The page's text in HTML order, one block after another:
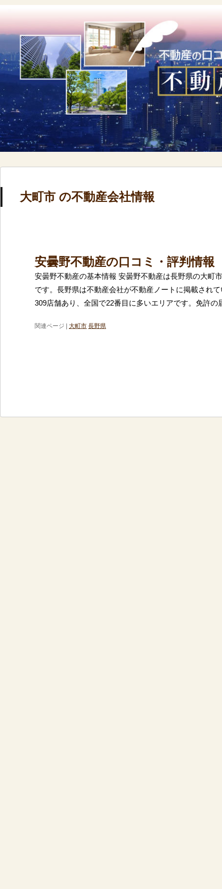
大町市 の不動産会社情報
安曇野不動産の口コミ・評判情報
安曇野不動産の基本情報 安曇野不動産は長野県の大町
です。長野県は不動産会社が不動産ノートに掲載され
309店舗あり、全国で22番目に多いエリアです。免許の
関連ページ | 大町市 長野県